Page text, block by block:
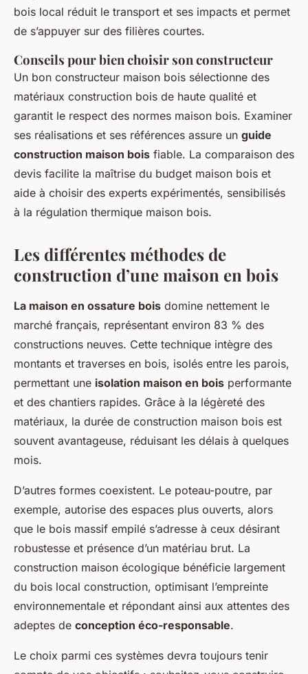
bois local réduit le transport et ses impacts et permet
de s’appuyer sur des filières courtes.
Conseils pour bien choisir son constructeur
Un bon constructeur maison bois sélectionne des
matériaux construction bois de haute qualité et
garantit le respect des normes maison bois. Examiner
ses réalisations et ses références assure un guide
construction maison bois fiable. La comparaison des
devis facilite la maîtrise du budget maison bois et
aide à choisir des experts expérimentés, sensibilisés
à la régulation thermique maison bois.
Les différentes méthodes de
construction d’une maison en bois
La maison en ossature bois domine nettement le
marché français, représentant environ 83 % des
constructions neuves. Cette technique intègre des
montants et traverses en bois, isolés entre les parois,
permettant une isolation maison en bois performante
et des chantiers rapides. Grâce à la légèreté des
matériaux, la durée de construction maison bois est
souvent avantageuse, réduisant les délais à quelques
mois.
D’autres formes coexistent. Le poteau-poutre, par
exemple, autorise des espaces plus ouverts, alors
que le bois massif empilé s’adresse à ceux désirant
robustesse et présence d’un matériau brut. La
construction maison écologique bénéficie largement
du bois local construction, optimisant l’empreinte
environnementale et répondant ainsi aux attentes des
adeptes de conception éco-responsable.
Le choix parmi ces systèmes devra toujours tenir